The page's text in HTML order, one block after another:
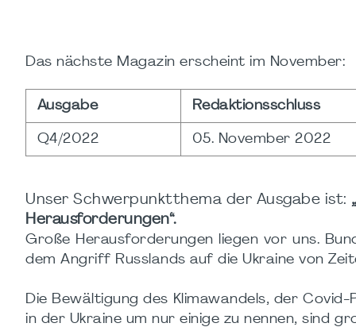
Das nächste Magazin erscheint im November:
Ausgabe Redaktionsschluss
Q4/2022 05. November 2022
Unser Schwerpunktthema der Ausgabe ist:
Herausforderungen“.
Große Herausforderungen liegen vor uns.
dem Angriff Russlands auf die Ukraine von
Die Bewältigung des Klimawandels, der
in der Ukraine um nur einige zu nennen, sind